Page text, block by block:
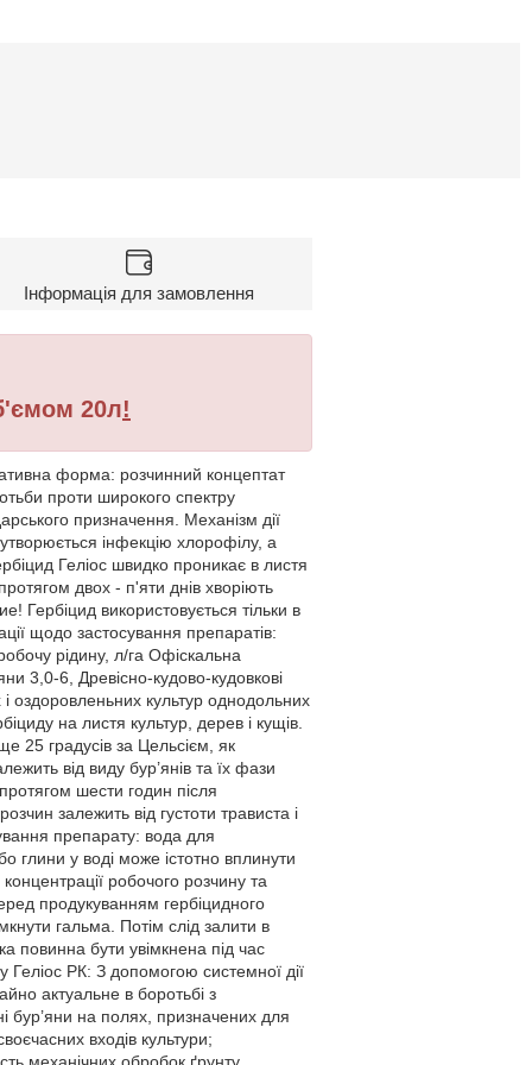
Інформація для замовлення
20л!
форма: розчинний концептат
проти широкого спектру
призначення. Механізм дії
інфекцію хлорофілу, а
Геліос швидко проникає в листя
двох - п'яти днів хворіють
Гербіцид використовується тільки в
щодо застосування препаратів:
рідину, л/га Офіскальна
3,0-6, Древісно-кудово-кудовкові
оздоровленьних культур однодольних
на листя культур, дерев і кущів.
25 градусів за Цельсієм, як
від виду бур’янів та їх фази
шести годин після
залежить від густоти трависта і
препарату: вода для
глини у воді може істотно вплинути
робочого розчину та
продукуванням гербіцидного
гальма. Потім слід залити в
повинна бути увімкнена під час
Геліос РК: З допомогою системної дії
актуальне в боротьбі з
бур’яни на полях, призначених для
входів культури;
механічних обробок ґрунту.